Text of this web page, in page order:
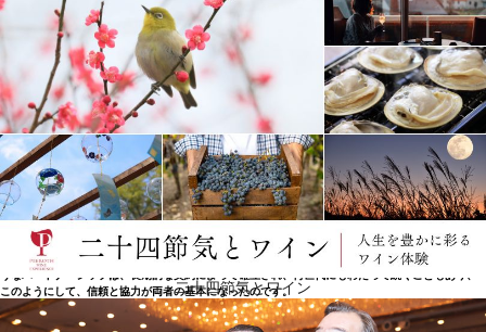
葡萄生産者と協力
プロ意識が高く厳格な葡萄栽培者の選別は、サンシルヴェストロの長所でもあります。現在では、
農学者であるカルロ・アルヌルフォ教授の指揮のもとで、葡萄栽培者たちは、常に求められる高い
品質基準を達成するために、毎年懸命に働いています。サンシルヴェストロは、葡萄の購入先であ
る生産者とも協力しています。これは、ピエモンテの多くのワイナリーに共通する状況であり、19
世紀、小さな土地を所有する多くのワイン生産者が、醸造費用を捻出できず、葡萄栽培に仕事を集
中し、収穫物を大きなセラーに売ることを好んだ時代に、すでに採用されていたものです。このよ
うなパートナーシップは、長期的な契約によって確立され、何世代にもわたって続くこともあり、
このようにして、信頼と協力が両者の基本になったのです。
二十四節気とワイン